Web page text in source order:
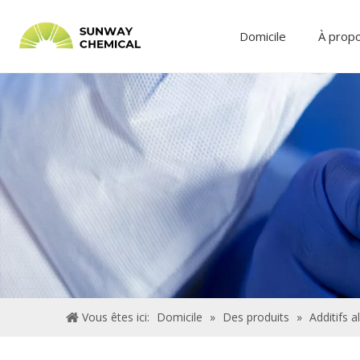
Domicile À
Vous êtes ici: Domicile » Des produits » Additifs